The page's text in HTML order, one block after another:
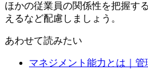
ほかの従業員の関係性を把握す
えるなど配慮しましょう。
あわせて読みたい
マネジメント能力とは｜